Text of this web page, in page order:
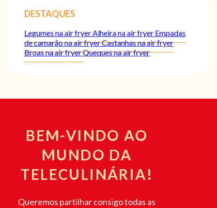
DESTAQUES
Legumes na air fryerAlheira na air fryer Empadas
de camarão na air fryerCastanhas na air fryer
Broas na air fryerQueques na air fryer
BEM-VINDO AO
MUNDO DA
TELECULINÁRIA!
Queremos partilhar consigo todas as